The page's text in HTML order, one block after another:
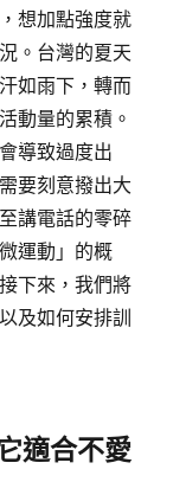
想加點強度就
。台灣的夏天
如雨下，轉而
動量的累積。
導致過度出
要刻意撥出大
講電話的零碎
運動」的概
下來，我們將
及如何安排訓
適合不愛